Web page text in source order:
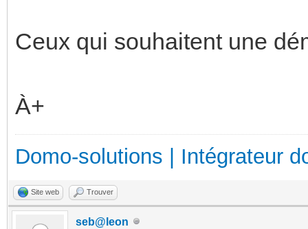
Ceux qui souhaitent une
À+
Domo-solutions | Intégrateur
Site web Trouver
seb@leon